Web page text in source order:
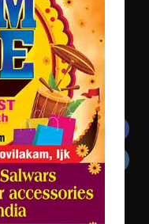
കോളജ്
Facebook
Instagram